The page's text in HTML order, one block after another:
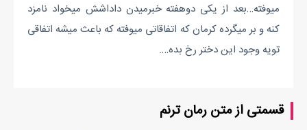
میوفته…بعد از یکی دوهفته خبرمیدن داداشش میخواد نامزد
کنه و بر میگرده کرمان که اتفاقاتی میوفته که باعث میشه اتفاقی
تویه وجود این دختر رخ بده….
قسمتی از متن رمان ترنم